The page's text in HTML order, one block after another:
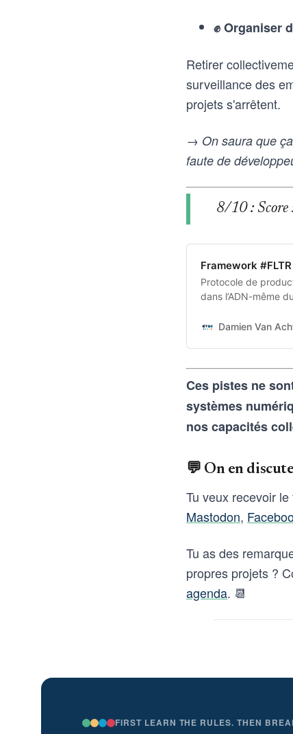
✊ Organiser
Retirer
surveillance des
projets s'arrêtent.
→ On saura que
faute de
8/10 : Score
Framework
Protocole de
dans l’ADN-même
aux outils
Damien Van
Ces pistes ne
systèmes
nos capacités
💬 On en
Tu veux recevoir
Mastodon,
Tu as des
propres projets ?
agenda. 📆
FIRST LEARN THE RULES. THEN